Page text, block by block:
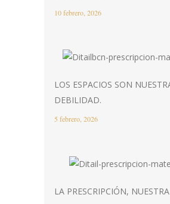
10 febrero, 2026
LOS ESPACIOS SON
DEBILIDAD.
5 febrero, 2026
LA PRESCRIPCIÓN,